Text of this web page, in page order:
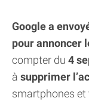
Google a
pour annoncer
compter du 4
à supprimer
smartphones et